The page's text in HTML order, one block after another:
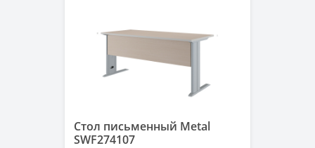
Стол письменный Metal
SWF274107